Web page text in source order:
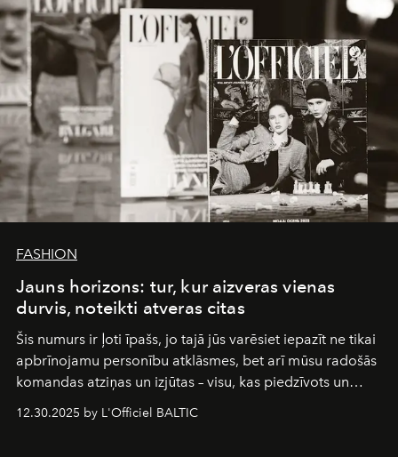
FASHION
Jauns horizons: tur, kur aizveras vienas
durvis, noteikti atveras citas
Šis numurs ir ļoti īpašs, jo tajā jūs varēsiet iepazīt ne tikai
apbrīnojamu personību atklāsmes, bet arī mūsu radošās
komandas atziņas un izjūtas – visu, kas piedzīvots un
Šajā brīdī mums svarīgi pateikties visiem, kas bija kopā
12.30.2025 by L'Officiel BALTIC